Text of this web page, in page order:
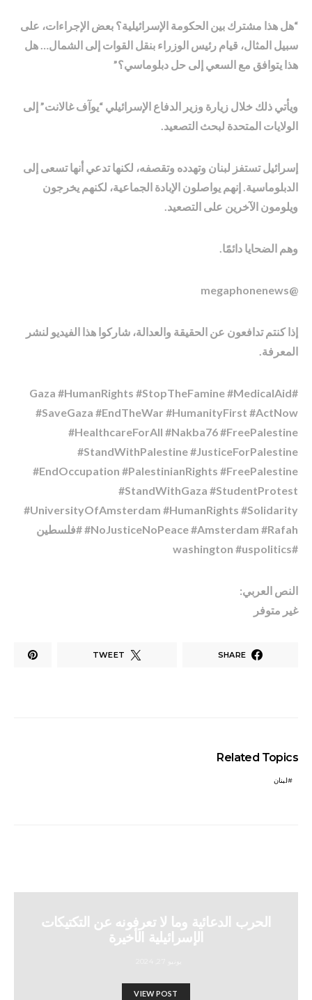
“هل هذا مشترك بين الحكومة الإسرائيلية؟ بعض الإجراءات، على
سبيل المثال، قيام رئيس الوزراء بنقل القوات إلى الشمال… هل
هذا يتوافق مع السعي إلى حل دبلوماسي؟”
ويأتي ذلك خلال زيارة وزير الدفاع الإسرائيلي “يوآف غالانت” إلى
الولايات المتحدة لبحث التصعيد.
إسرائيل تستفز لبنان وتهدده وتقصفه، لكنها تدعي أنها تسعى إلى
الدبلوماسية. إنهم يواصلون الإبادة الجماعية، لكنهم يخرجون
ويلومون الآخرين على التصعيد.
وهم الضحايا دائمًا.
@megaphonenews
إذا كنتم تدافعون عن الحقيقة والعدالة، شاركوا هذا الفيديو لنشر
المعرفة.
#Gaza #HumanRights #StopTheFamine #MedicalAid
#SaveGaza #EndTheWar #HumanityFirst #ActNow
#HealthcareForAll #Nakba76 #FreePalestine
#StandWithPalestine #JusticeForPalestine
#EndOccupation #PalestinianRights #FreePalestine
#StandWithGaza #StudentProtest
#UniversityOfAmsterdam #HumanRights #Solidarity
#NoJusticeNoPeace #Amsterdam #Rafah #فلسطين
#washington #uspolitics
النص العربي:
غير متوفر
SHARE
TWEET
Related Topics
لبنان
الحرب الدعائية وما لا تعرفونه عن التكتيكات
الإسرائيلية الأخيرة
VIEW POST